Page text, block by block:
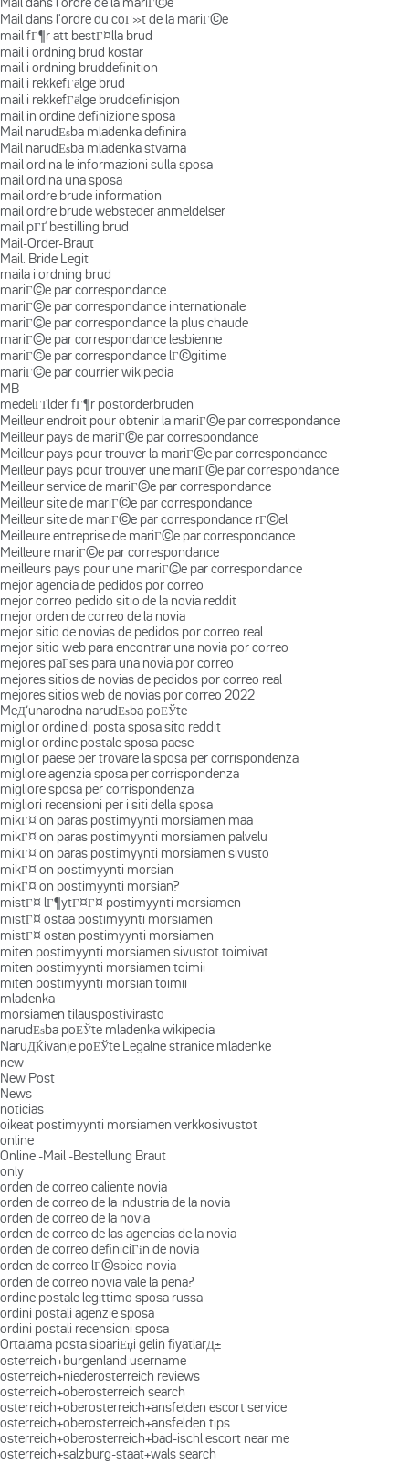
Mail dans l'ordre du coГ»t de la mariГ©e
mail fГ¶r att bestГ¤lla brud
mail i ordning brud kostar
mail i ordning bruddefinition
mail i rekkefГёlge brud
mail i rekkefГёlge bruddefinisjon
mail in ordine definizione sposa
Mail narudЕѕba mladenka definira
Mail narudЕѕba mladenka stvarna
mail ordina le informazioni sulla sposa
mail ordina una sposa
mail ordre brude information
mail ordre brude websteder anmeldelser
mail pГҐ bestilling brud
Mail-Order-Braut
Mail. Bride Legit
maila i ordning brud
mariГ©e par correspondance
mariГ©e par correspondance internationale
mariГ©e par correspondance la plus chaude
mariГ©e par correspondance lesbienne
mariГ©e par correspondance lГ©gitime
mariГ©e par courrier wikipedia
MB
medelГҐlder fГ¶r postorderbruden
Meilleur endroit pour obtenir la mariГ©e par correspondance
Meilleur pays de mariГ©e par correspondance
Meilleur pays pour trouver la mariГ©e par correspondance
Meilleur pays pour trouver une mariГ©e par correspondance
Meilleur service de mariГ©e par correspondance
Meilleur site de mariГ©e par correspondance
Meilleur site de mariГ©e par correspondance rГ©el
Meilleure entreprise de mariГ©e par correspondance
Meilleure mariГ©e par correspondance
meilleurs pays pour une mariГ©e par correspondance
mejor agencia de pedidos por correo
mejor correo pedido sitio de la novia reddit
mejor orden de correo de la novia
mejor sitio de novias de pedidos por correo real
mejor sitio web para encontrar una novia por correo
mejores paГ­ses para una novia por correo
mejores sitios de novias de pedidos por correo real
mejores sitios web de novias por correo 2022
MeД‘unarodna narudЕѕba poЕЎte
miglior ordine di posta sposa sito reddit
miglior ordine postale sposa paese
miglior paese per trovare la sposa per corrispondenza
migliore agenzia sposa per corrispondenza
migliore sposa per corrispondenza
migliori recensioni per i siti della sposa
mikГ¤ on paras postimyynti morsiamen maa
mikГ¤ on paras postimyynti morsiamen palvelu
mikГ¤ on paras postimyynti morsiamen sivusto
mikГ¤ on postimyynti morsian
mikГ¤ on postimyynti morsian?
mistГ¤ lГ¶ytГ¤Г¤ postimyynti morsiamen
mistГ¤ ostaa postimyynti morsiamen
mistГ¤ ostan postimyynti morsiamen
miten postimyynti morsiamen sivustot toimivat
miten postimyynti morsiamen toimii
miten postimyynti morsian toimii
mladenka
morsiamen tilauspostivirasto
narudЕѕba poЕЎte mladenka wikipedia
NaruДЌivanje poЕЎte Legalne stranice mladenke
new
New Post
News
noticias
oikeat postimyynti morsiamen verkkosivustot
online
Online -Mail -Bestellung Braut
only
orden de correo caliente novia
orden de correo de la industria de la novia
orden de correo de la novia
orden de correo de las agencias de la novia
orden de correo definiciГіn de novia
orden de correo lГ©sbico novia
orden de correo novia vale la pena?
ordine postale legittimo sposa russa
ordini postali agenzie sposa
ordini postali recensioni sposa
Ortalama posta sipariЕџi gelin fiyatlarД±
osterreich+burgenland username
osterreich+niederosterreich reviews
osterreich+oberosterreich search
osterreich+oberosterreich+ansfelden escort service
osterreich+oberosterreich+ansfelden tips
osterreich+oberosterreich+bad-ischl escort near me
osterreich+salzburg-staat+wals search